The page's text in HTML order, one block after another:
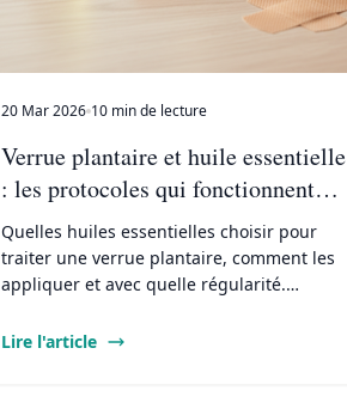
20 Mar 2026 10 min de lecture
Verrue plantaire et huile essentielle
: les protocoles qui fonctionnent
vraiment
Quelles huiles essentielles choisir pour
traiter une verrue plantaire, comment les
appliquer et avec quelle régularité.
résultats attendus.
Lire l'article